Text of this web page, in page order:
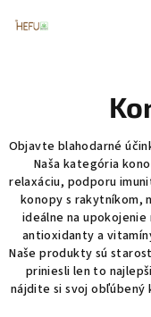
Objavte blahodarné
Naša kategória
relaxáciu, podporu
konopy s rakytníkom,
ideálne na
antioxidanty a
Naše produkty sú
priniesli len to
nájdite si svoj obľúbený